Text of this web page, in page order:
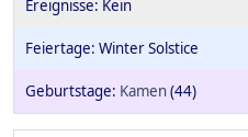
Winter Solstice
Kamen(44)